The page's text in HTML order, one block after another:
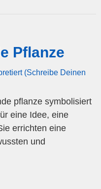
Pflanze
(Schreibe Deinen
pflanze symbolisiert
eine Idee, eine
errichten eine
und